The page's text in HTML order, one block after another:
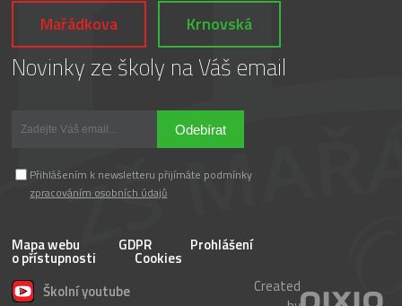
Mařádkova Krnovská
Novinky ze školy na Váš email
Odebírat
Přihlášením k newsletteru přijímáte podmínky
zpracováním osobních údajů
Mapa webu GDPR Prohlášení
o přístupnosti
Cookies
Školní youtube
Created